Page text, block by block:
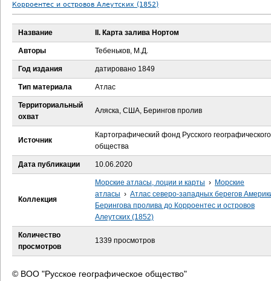
В
ы
з
д
ь
Корроентес и островов Алеутских (1852)
Название II. Карта залива Нортом
Авторы Тебеньков, М.Д.
Год издания датировано 1849
Тип материала Атлас
Территориальный
охват
Аляска, США, Берингов пролив
Источник
Картографический фонд Русского географического
общества
Дата публикации 10.06.2020
Коллекция
Морские атласы, лоции и карты › Морские
атласы › Атлас северо-западных берегов
Берингова пролива до Корроентес и островов
Алеутских (1852)
Количество
просмотров
1339 просмотров
© ВОО "Русское географическое общество"